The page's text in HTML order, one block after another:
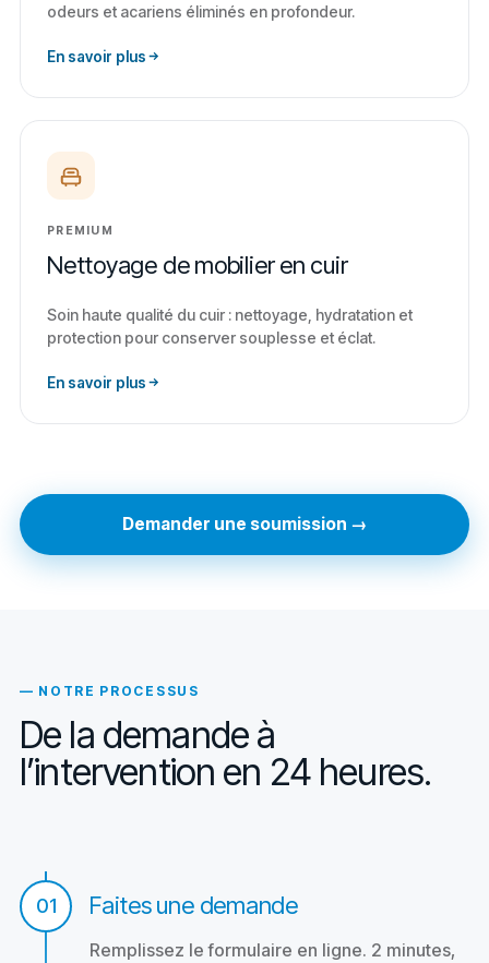
odeurs et acariens éliminés en profondeur.
En savoir plus
PREMIUM
Nettoyage de mobilier en cuir
Soin haute qualité du cuir : nettoyage, hydratation et
protection pour conserver souplesse et éclat.
En savoir plus
Demander une soumission →
— NOTRE PROCESSUS
De la demande à
l’intervention en 24 heures.
01 Faites une demande
Remplissez le formulaire en ligne. 2 minutes,